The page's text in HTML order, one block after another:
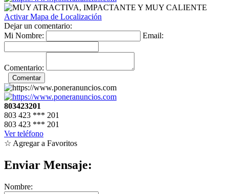
Activar Mapa de Localización
Dejar un comentario:
Mi Nombre:
Email:
Comentario:
803423201
803 423 *** 201
803 423 *** 201
Ver teléfono
☆ Agregar a Favoritos
Enviar Mensaje:
Nombre: